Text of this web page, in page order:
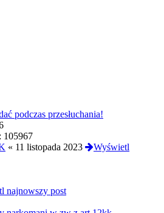
podczas przesłuchania!
105967
« 11 listopada 2023
Wyświetl
najnowszy post